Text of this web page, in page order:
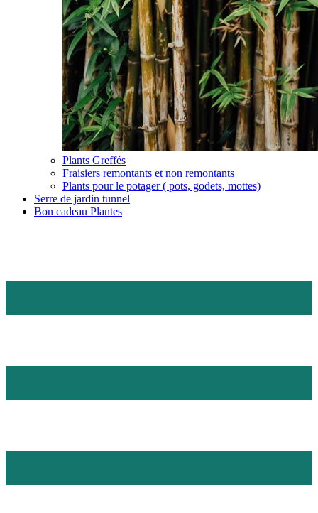
Plants Greffés
Fraisiers remontants et non remontants
Plants pour le potager ( pots, godets, mottes)
Serre de jardin tunnel
Bon cadeau Plantes